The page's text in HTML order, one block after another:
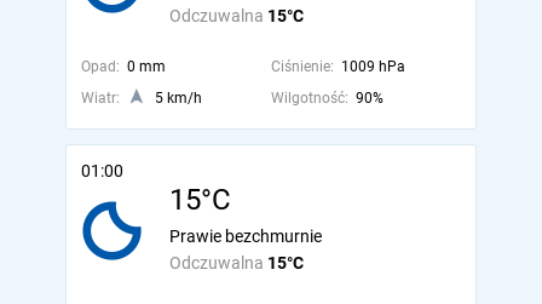
Odczuwalna 15°C
Opad: 0 mm Ciśnienie: 1009 hPa
Wiatr:
5 km/h Wilgotność: 90%
01:00
15°C
Odczuwalna 15°C
Prawie bezchmurnie